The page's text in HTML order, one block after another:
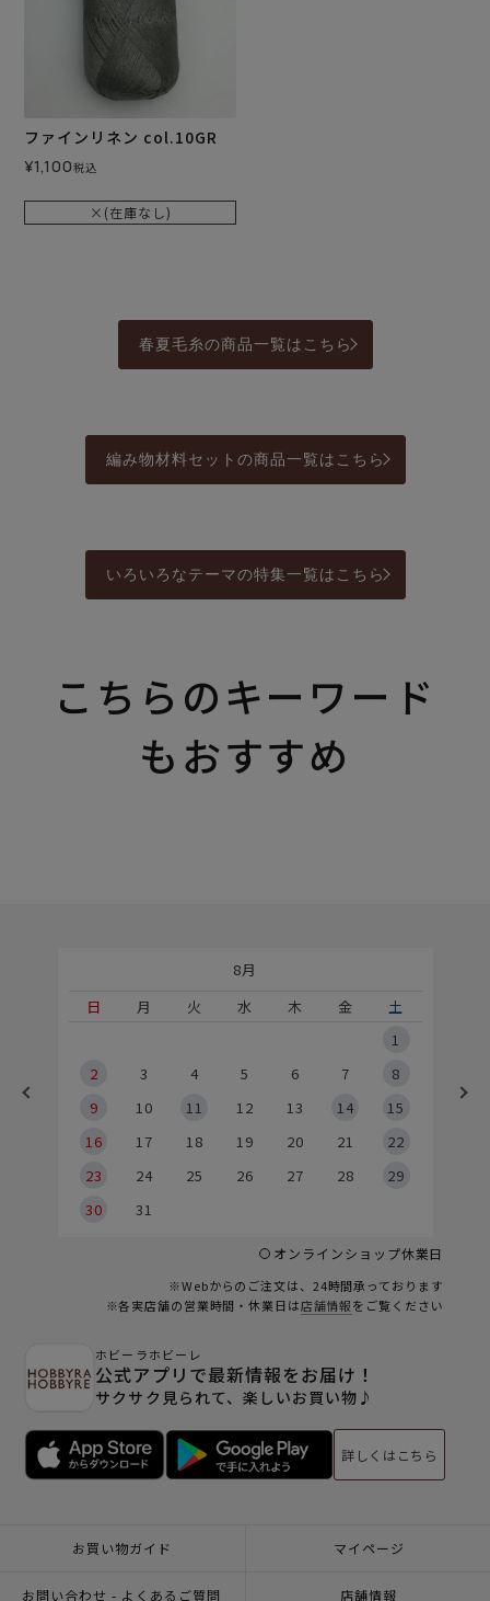
ファインリネン col.10GR
¥1,100税込
×(在庫なし)
春夏毛糸の商品一覧はこちら
編み物材料セットの商品一覧はこちら
いろいろなテーマの特集一覧はこちら
こちらのキーワード
もおすすめ
8月
日
月 火 水 木 金
土
1
2
3 4 5 6 7
8
9
10 11 12 13 14
15
16
17 18 19 20 21
22
23
24 25 26 27 28
29
30
31
オンラインショップ休業日
※Webからのご注文は、24時間承っております
※各実店舗の営業時間・休業日は店舗情報をご覧ください
ホビーラホビーレ
公式アプリで最新情報をお届け！
サクサク見られて、楽しいお買い物♪
詳しくはこちら
お買い物ガイド マイページ
お問い合わせ - よくあるご質問 店舗情報